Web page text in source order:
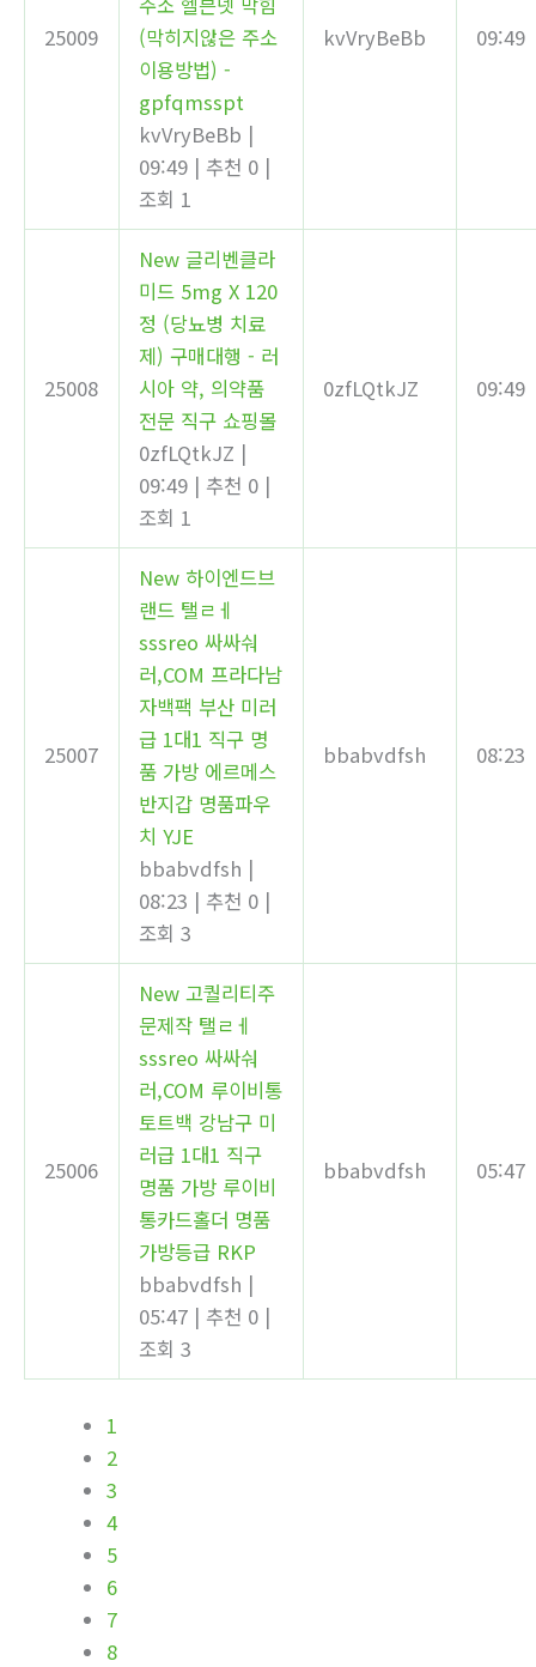
25009
(막히지않은 주소
이용방법) -
gpfqmsspt
kvVryBeBb |
09:49 | 추천 0 |
조회 1
kvVryBeBb 09:49
25008
New 글리벤클라
미드 5mg X 120
정 (당뇨병 치료
제) 구매대행 - 러
시아 약, 의약품
전문 직구 쇼핑몰
0zfLQtkJZ |
09:49 | 추천 0 |
조회 1
0zfLQtkJZ 09:49
25007
New 하이엔드브
랜드 탤ㄹㅔ
sssreo 싸싸숴
러,COM 프라다남
자백팩 부산 미러
급 1대1 직구 명
품 가방 에르메스
반지갑 명품파우
치 YJE
bbabvdfsh |
08:23 | 추천 0 |
조회 3
bbabvdfsh 08:23
25006
New 고퀄리티주
문제작 탤ㄹㅔ
sssreo 싸싸숴
러,COM 루이비통
토트백 강남구 미
러급 1대1 직구
명품 가방 루이비
통카드홀더 명품
가방등급 RKP
bbabvdfsh |
05:47 | 추천 0 |
조회 3
bbabvdfsh 05:47
1
2
3
4
5
6
7
8